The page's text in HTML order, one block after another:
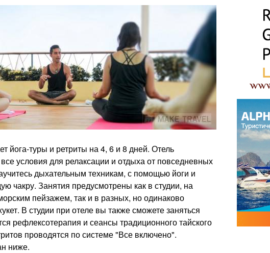
йога-туры и ретриты на 4, 6 и 8 дней. Отель
условия для релаксации и отдыха от повседневных
дыхательным техникам, с помощью йоги и
чакру. Занятия предусмотрены как в студии, на
пейзажем, так и в разных, но одинаково
В студии при отеле вы также сможете заняться
рефлексотерапия и сеансы традиционного тайского
проводятся по системе "Все включено".
ниже.